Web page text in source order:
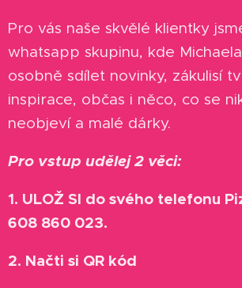
Pro vás naše skvělé klientky
whatsapp skupinu, kde
osobně sdílet novinky, zákulisí
inspirace, občas i něco, co se
neobjeví a malé dárky.
Pro vstup udělej 2 věci:
1. ULOŽ SI do svého telefonu
608 860 023.
2. Načti si QR kód